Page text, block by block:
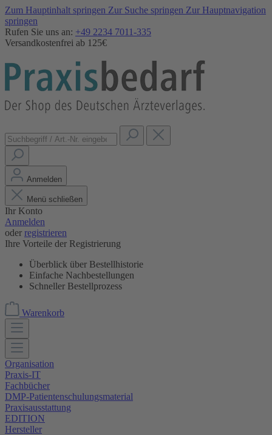
Zum Hauptinhalt springen Zur Suche springen Zur Hauptnavigation
springen
Rufen Sie uns an: +49 2234 7011-335
Versandkostenfrei ab 125€
Anmelden
Menü schließen
Ihr Konto
Anmelden
oder registrieren
Ihre Vorteile der Registrierung
Überblick über Bestellhistorie
Einfache Nachbestellungen
Schneller Bestellprozess
Warenkorb
Organisation
Praxis-IT
Fachbücher
DMP-Patientenschulungsmaterial
Praxisausstattung
EDITION
Hersteller